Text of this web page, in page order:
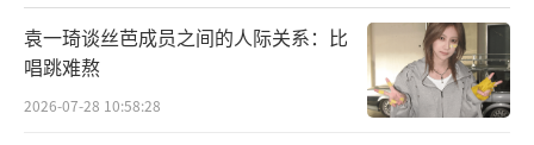
巴影业文化有限公司、北京光线影业有限公司
出品，天津猫眼微影文化传媒有限公司、北京
国影纵横电影发行有限公司、上海有路子文化
袁一琦谈丝芭成员之间的人际关系：比
唱跳难熬
2026-07-28 10:58:28